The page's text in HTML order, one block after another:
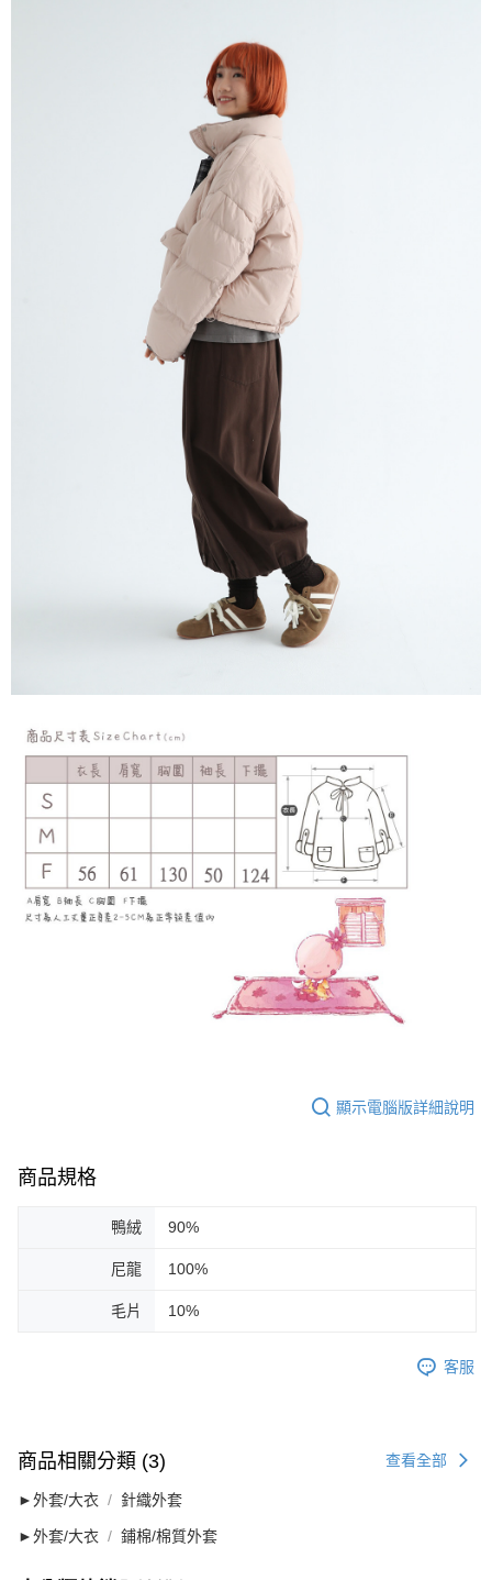
顯示電腦版詳細說明
商品規格
鴨絨 90%
尼龍 100%
毛片 10%
客服
商品相關分類 (3) 查看全部
►外套/大衣 針織外套
►外套/大衣 鋪棉/棉質外套